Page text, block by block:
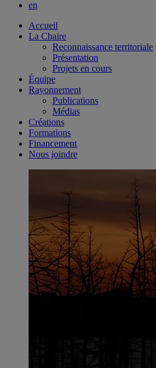
en
Accueil
La Chaire
Reconnaissance territoriale
Présentation
Projets en cours
Équipe
Rayonnement
Publications
Médias
Créations
Formations
Financement
Nous joindre